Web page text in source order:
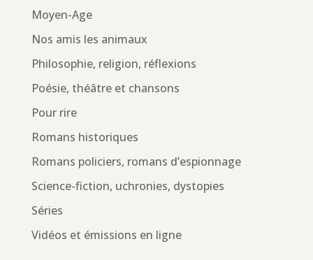
Moyen-Age
Nos amis les animaux
Philosophie, religion, réflexions
Poésie, théâtre et chansons
Pour rire
Romans historiques
Romans policiers, romans d’espionnage
Science-fiction, uchronies, dystopies
Séries
Vidéos et émissions en ligne